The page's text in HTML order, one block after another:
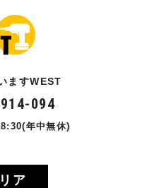
ますWEST
094
年中無休)
ア